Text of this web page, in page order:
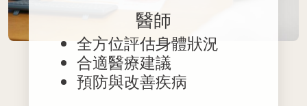
醫師
全方位評估身體狀況
合適醫療建議
預防與改善疾病